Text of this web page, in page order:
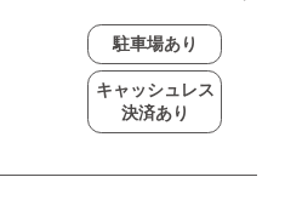
駐車場あり
キャッシュレス
決済あり